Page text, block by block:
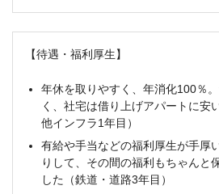
【待遇・福利厚生】
年休を取りやすく、年消化100％
く、社宅は借り上げアパートに安
他インフラ1年目）
有給や手当などの福利厚生が手厚
りして、その間の福利もちゃんと
した（鉄道・道路3年目）